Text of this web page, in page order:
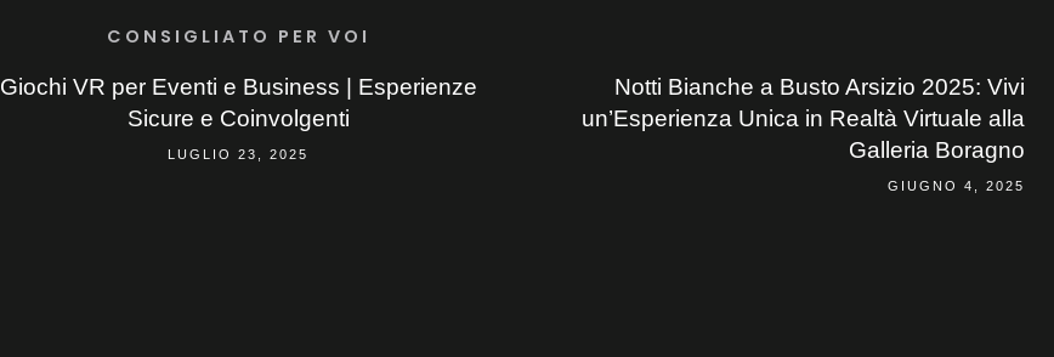
CONSIGLIATO PER VOI
Giochi VR per Eventi e Business | Esperienze
Sicure e Coinvolgenti
LUGLIO 23, 2025
Notti Bianche a Busto Arsizio 2025: Vivi
un’Esperienza Unica in Realtà Virtuale alla
Galleria Boragno
GIUGNO 4, 2025